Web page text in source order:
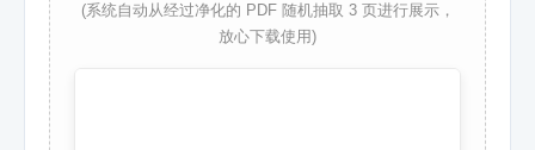
(系统自动从经过净化的 PDF 随机抽取 3 页进行展示，
放心下载使用)